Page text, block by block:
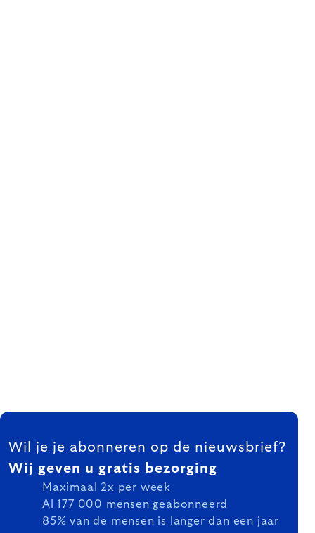
FOOTER
Wil je je abonneren op de nieuwsbrief?
Wij geven u gratis bezorging
Maximaal 2x per week
Al 177 000 mensen geabonneerd
85% van de mensen is langer dan een jaar